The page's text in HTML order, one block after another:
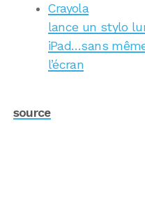
Crayola
lance un stylo
iPad…sans
l’écran
source